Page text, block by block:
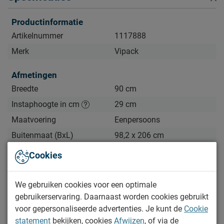
Productinformatie
Artikelnummer
1117888
Merk
Vipack
Afmetingen
Breedte
90 cm
Instaphoogte in cm
29 cm
Maatvoering
Eenpersoons
Buitenmaat (BxL)
98,2 x 206 cm
Lengte
Comforthoogte (hoge
Nee
Hoogte hoofdbord
158,2 cm
Hoogte
158 cm
Bekijk meer specificaties
Cookies
We gebruiken cookies voor een optimale
gebruikerservaring. Daarnaast worden cookies gebruikt
voor gepersonaliseerde advertenties. Je kunt de Cookie
statement bekijken, cookies Afwijzen, of via de